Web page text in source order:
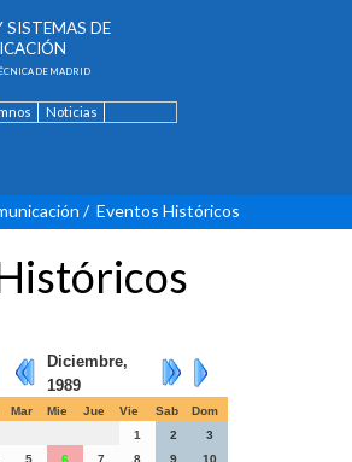
SISTEMAS DE
DE MADRID
Noticias
/ Eventos Históricos
Diciembre,
1989
Mar Mie Jue Vie Sab
Dom
1
2
3
5 6 7 8 9
10